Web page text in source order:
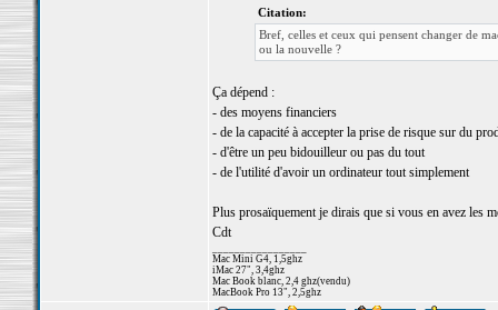
Citation:
Bref, celles et ceux qui pensent changer de
ou la nouvelle ?
Ça dépend :
- des moyens financiers
- de la capacité à accepter la prise de risque sur du
- d'être un peu bidouilleur ou pas du tout
- de l'utilité d'avoir un ordinateur tout simplement
Plus prosaïquement je dirais que si vous en avez les
Cdt
Mac Mini G4, 1,5ghz
iMac 27", 3,4ghz
Mac Book blanc, 2,4 ghz(vendu)
MacBook Pro 13", 2,5ghz